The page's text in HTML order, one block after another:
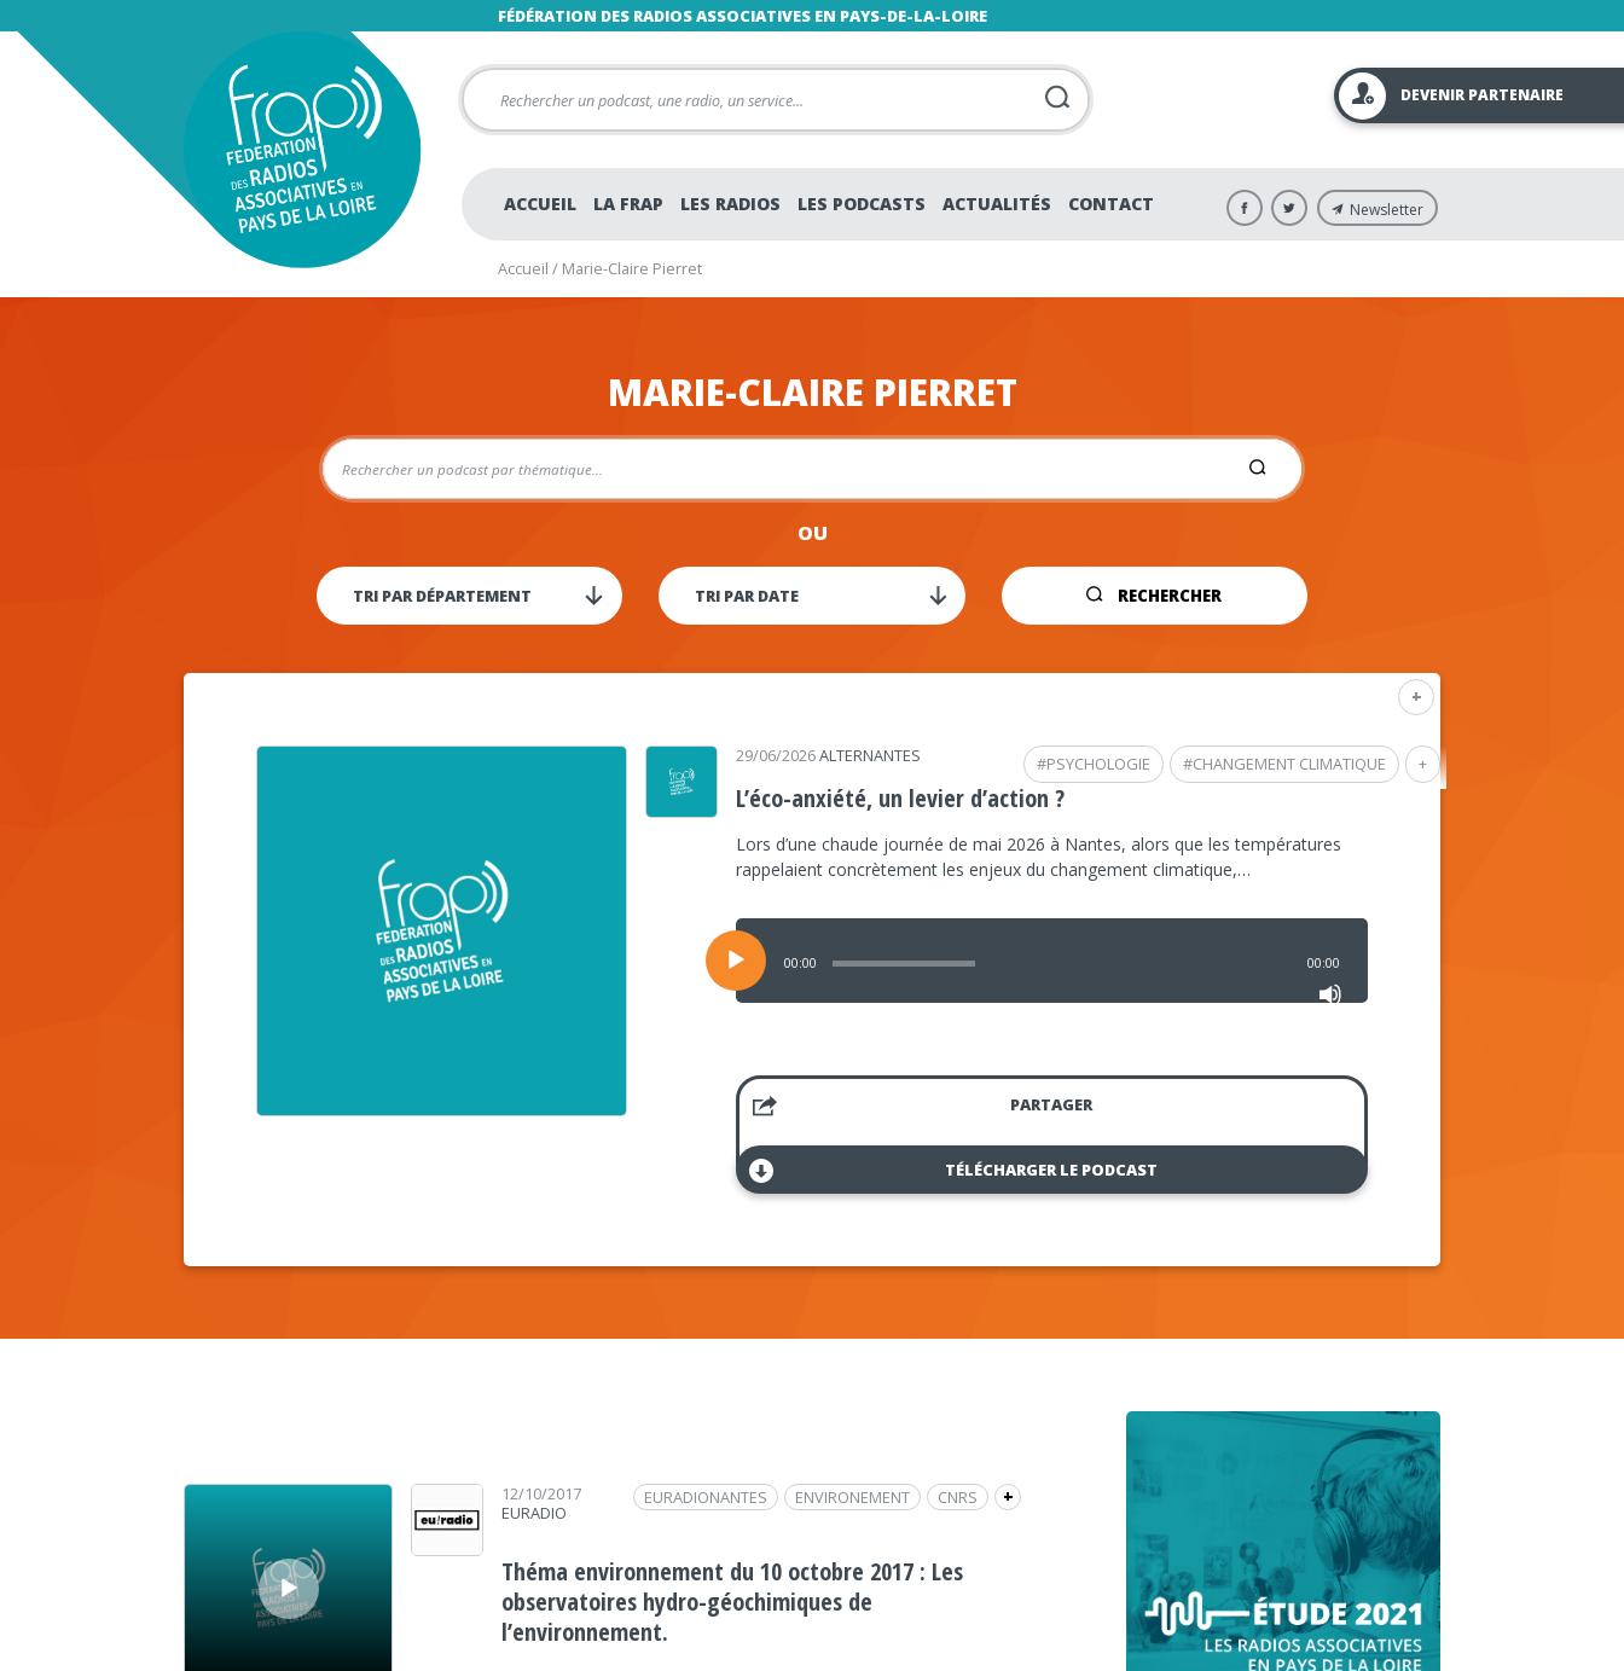
FÉDÉRATION DES RADIOS ASSOCIATIVES EN PAYS-DE-LA-LOIRE
DEVENIR PARTENAIRE
ACCUEIL LA FRAP LES RADIOS LES PODCASTS ACTUALITÉS CONTACT Newsletter
Accueil / Marie-Claire Pierret
MARIE-CLAIRE PIERRET
OU
RECHERCHER
+
+
#CHANGEMENT CLIMATIQUE
#PSYCHOLOGIE
29/06/2026ALTERNANTES
L’éco-anxiété, un levier d’action ?
Lors d’une chaude journée de mai 2026 à Nantes, alors que les températures
rappelaient concrètement les enjeux du changement climatique,…
Lecteur
audio
00:00 00:00
PARTAGER
TÉLÉCHARGER LE PODCAST
Lecteur audio
12/10/2017
EURADIO
+
CNRS
ENVIRONEMENT
EURADIONANTES
QUALITÉ DE L'EAU
SOCIÉTÉ
SOCIÉTÉ
Théma environnement du 10 octobre 2017 : Les
observatoires hydro-géochimiques de
l’environnement.